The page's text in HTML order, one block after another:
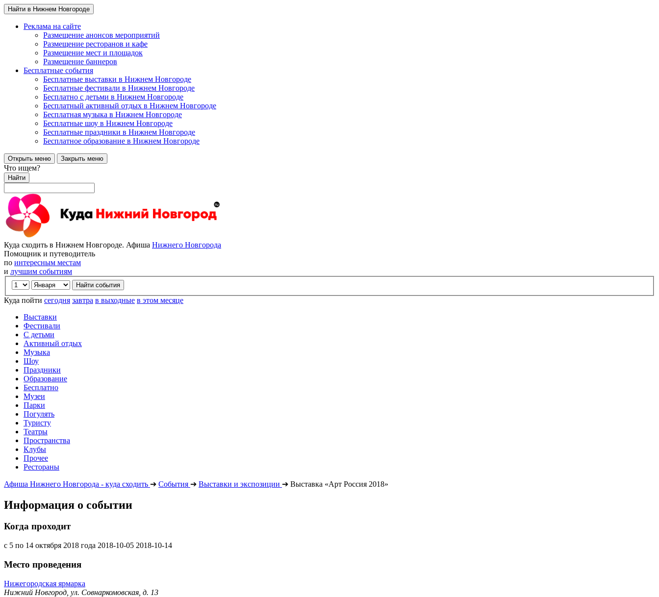
Найти в Нижнем Новгороде
Реклама на сайте
Размещение анонсов мероприятий
Размещение ресторанов и кафе
Размещение мест и площадок
Размещение баннеров
Бесплатные события
Бесплатные выставки в Нижнем Новгороде
Бесплатные фестивали в Нижнем Новгороде
Бесплатно с детьми в Нижнем Новгороде
Бесплатный активный отдых в Нижнем Новгороде
Бесплатная музыка в Нижнем Новгороде
Бесплатные шоу в Нижнем Новгороде
Бесплатные праздники в Нижнем Новгороде
Бесплатное образование в Нижнем Новгороде
Открыть меню Закрыть меню
Что ищем?
Найти
Куда сходить в Нижнем Новгороде. Афиша Нижнего Новгорода
Помощник и путеводитель
по интересным местам
и лучшим событиям
Куда пойти сегодня завтра в выходные в этом месяце
Выставки
Фестивали
С детьми
Активный отдых
Музыка
Шоу
Праздники
Образование
Бесплатно
Музеи
Парки
Погулять
Туристу
Театры
Пространства
Клубы
Прочее
Рестораны
Афиша Нижнего Новгорода - куда сходить ➔ События ➔ Выставки и экспозиции ➔ Выставка «Арт Россия 2018»
Информация о событии
Когда проходит
с 5 по 14 октября 2018 года 2018-10-05 2018-10-14
Место проведения
Нижегородская ярмарка
Нижний Новгород, ул. Совнаркомовская, д. 13